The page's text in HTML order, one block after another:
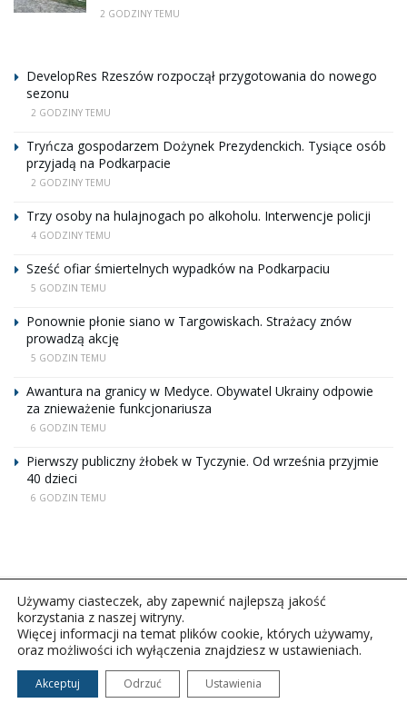
2 GODZINY TEMU
DevelopRes Rzeszów rozpoczął przygotowania do nowego
sezonu
2 GODZINY TEMU
Tryńcza gospodarzem Dożynek Prezydenckich. Tysiące osób
przyjadą na Podkarpacie
2 GODZINY TEMU
Trzy osoby na hulajnogach po alkoholu. Interwencje policji
4 GODZINY TEMU
Sześć ofiar śmiertelnych wypadków na Podkarpaciu
5 GODZIN TEMU
Ponownie płonie siano w Targowiskach. Strażacy znów
prowadzą akcję
5 GODZIN TEMU
Awantura na granicy w Medyce. Obywatel Ukrainy odpowie
za znieważenie funkcjonariusza
6 GODZIN TEMU
Pierwszy publiczny żłobek w Tyczynie. Od września przyjmie
40 dzieci
6 GODZIN TEMU
Copyright © 2026Polskie Radio Rzeszów S.A. w likwidacj.
Wszelkie prawa zastrzeżone.
Używamy ciasteczek, aby zapewnić najlepszą jakość
korzystania z naszej witryny.
Więcej informacji na temat plików cookie, których używamy,
oraz możliwości ich wyłączenia znajdziesz w ustawieniach.
Akceptuj Odrzuć Ustawienia